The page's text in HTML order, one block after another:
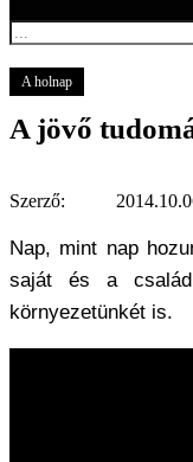
A holnap
A jövő
Szerző:
Nap, mint nap
saját és a
környezetünkét is.